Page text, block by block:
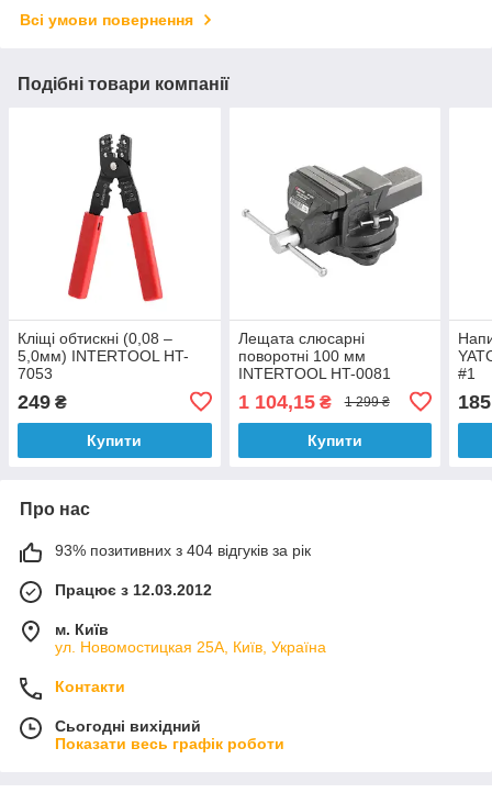
Всі умови повернення
Подібні товари компанії
Кліщі обтискні (0,08 –
5,0мм) INTERTOOL HT-
7053
249 ₴
Купити
Лещата слюсарні
поворотні 100 мм
INTERTOOL HT-0081
1 104,15₴ 1 299 ₴
Купити
#1
185
Про нас
93% позитивних з 404 відгуків за рік
Працює з 12.03.2012
м. Київ
ул. Новомостицкая 25А, Київ, Україна
Контакти
Сьогодні вихідний
Показати весь графік роботи